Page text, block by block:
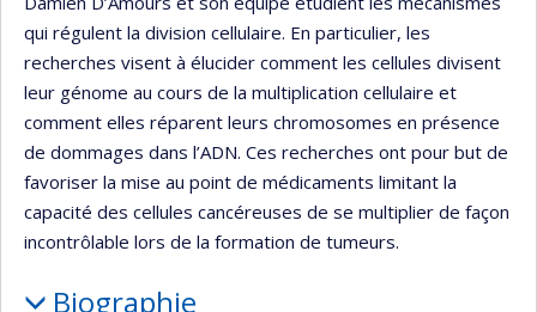
qui régulent la division cellulaire. En particulier, les
recherches visent à élucider comment les cellules divisent
leur génome au cours de la multiplication cellulaire et
comment elles réparent leurs chromosomes en présence
de dommages dans l’ADN. Ces recherches ont pour but de
favoriser la mise au point de médicaments limitant la
capacité des cellules cancéreuses de se multiplier de façon
incontrôlable lors de la formation de tumeurs.
Biographie